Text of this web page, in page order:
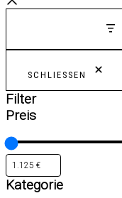
SCHLIESSEN
Filter
Preis
Kategorie